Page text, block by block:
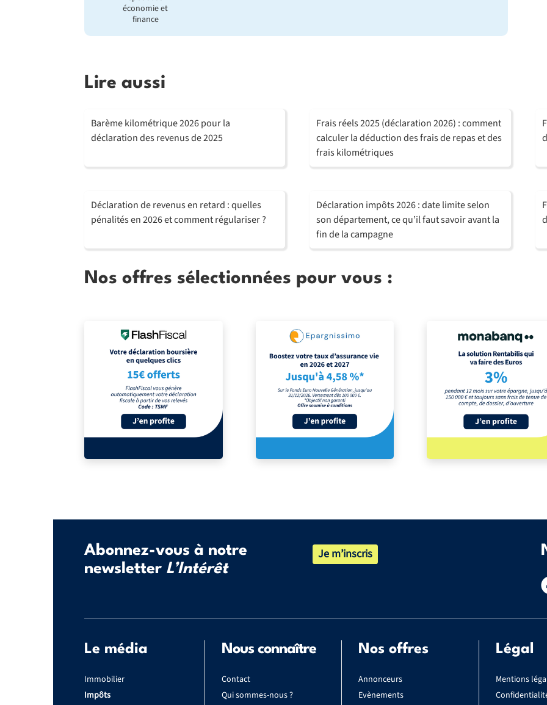
économie et
finance
Lire aussi
Barème kilométrique 2026 pour la
déclaration des revenus de 2025
Frais réels 2025 (déclaration 2026) : comment
calculer la déduction des frais de repas et des
frais kilométriques
Déclaration de revenus en retard : quelles
pénalités en 2026 et comment régulariser ?
Déclaration impôts 2026 : date limite selon
son département, ce qu’il faut savoir avant la
fin de la campagne
Nos offres sélectionnées pour vous :
Abonnez-vous à notre
newsletter L’Intérêt
Je m’inscris
Le média
Immobilier
Impôts
Nous connaître
Contact
Qui sommes-nous ?
Nos offres
Annonceurs
Evènements
Légal
Mentions